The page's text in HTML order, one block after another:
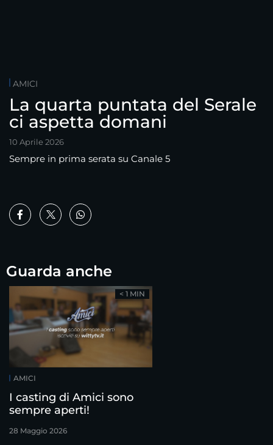
AMICI
La quarta puntata del Serale
ci aspetta domani
10 Aprile 2026
Sempre in prima serata su Canale 5
Guarda anche
AMICI
I casting di Amici sono
sempre aperti!
28 Maggio 2026
< 1 MIN